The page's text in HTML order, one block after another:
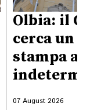
Olbia: il
cerca un
stampa a
07 August 2026